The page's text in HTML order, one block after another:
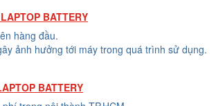
BATTERY
hàng đầu.
ảnh hưởng tới máy trong quá trình sử dụng.
BATTERY